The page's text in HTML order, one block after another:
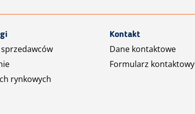
rynkowych
Kontakt
Dane kontaktowe
Formularz kontaktowy